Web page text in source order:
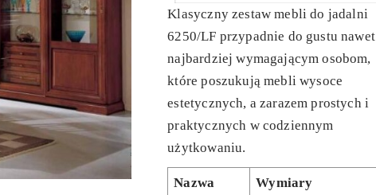
Klasyczny zestaw mebli do jadalni
6250/LF przypadnie do gustu nawet
najbardziej wymagającym osobom,
które poszukują mebli wysoce
estetycznych, a zarazem prostych i
praktycznych w codziennym
użytkowaniu.
Nazwa Wymiary